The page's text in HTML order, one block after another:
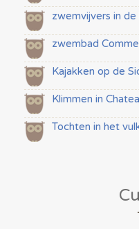
zwemvijvers in
zwembad
Kajakken op de
Klimmen in
Tochten in het